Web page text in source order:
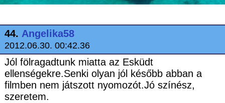
44. Angelika58
2012.06.30. 00:42.36
Jól fölragadtunk miatta az Esküdt
ellenségekre.Senki olyan jól később abban a
filmben nem játszott nyomozót.Jó színész,
szeretem.